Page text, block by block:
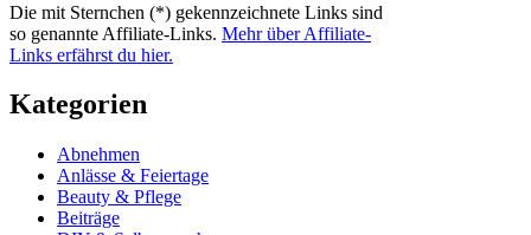
Die mit Sternchen (*) gekennzeichnete Links sind
so genannte Affiliate-Links. Mehr über Affiliate-
Links erfährst du hier.
Kategorien
Abnehmen
Anlässe & Feiertage
Beauty & Pflege
Beiträge